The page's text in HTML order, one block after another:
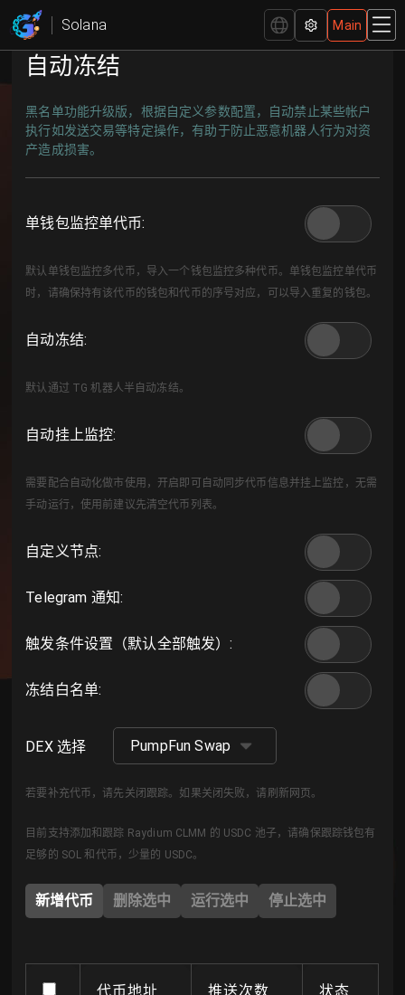
Solana Main
GTokenTool行业领先的Solana链发币平台
自动冻结
黑名单功能升级版，根据自定义参数配置，自动禁止某些帐户
执行如发送交易等特定操作，有助于防止恶意机器人行为对资
产造成损害。
单钱包监控单代币:
默认单钱包监控多代币，导入一个钱包监控多种代币。 单钱包监控单代币
时，请确保持有该代币的钱包和代币的序号对应，可以导入重复的钱包。
自动冻结:
默认通过 TG 机器人半自动冻结。
自动挂上监控:
需要配合自动化做市使用，开启即可自动同步代币信息并挂上监控，无需
手动运行，使用前建议先清空代币列表。
自定义节点:
Telegram 通知:
触发条件设置（默认全部触发）:
冻结白名单:
DEX 选择 PumpFun Swap
若要补充代币，请先关闭跟踪。如果关闭失败，请刷新网页。
目前支持添加和跟踪 Raydium CLMM 的 USDC 池子，请确保跟踪钱包有
足够的 SOL 和代币，少量的 USDC。
新增代币 删除选中 运行选中 停止选中
代币地址 推送次数 状态